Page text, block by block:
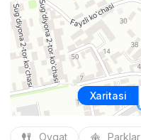
Xaritasi
Ovqat Parklar